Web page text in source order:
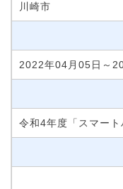
川崎市
2022年04月05日～
令和4年度「スマート